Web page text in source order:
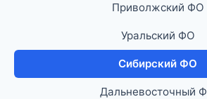
Приволжский ФО
Уральский ФО
Сибирский ФО
Дальневосточный